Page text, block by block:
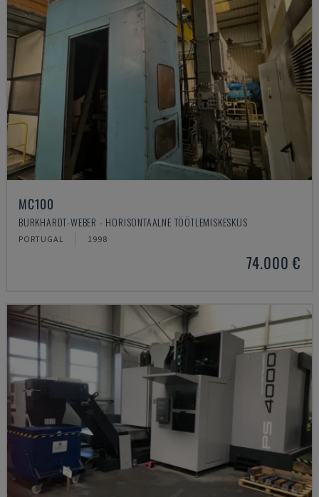
MC100
BURKHARDT-WEBER - HORISONTAALNE TÖÖTLEMISKESKUS
PORTUGAL 1998
74.000 €